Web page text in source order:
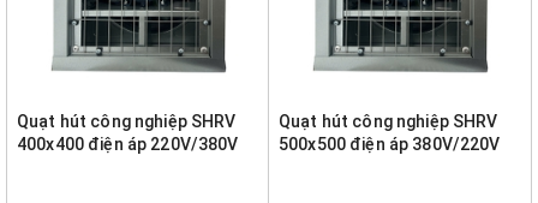
Quạt hút công nghiệp SHRV
400x400 điện áp 220V/380V
Quạt hút công nghiệp SHRV
500x500 điện áp 380V/220V